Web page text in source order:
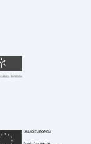
para a
Portuguesa